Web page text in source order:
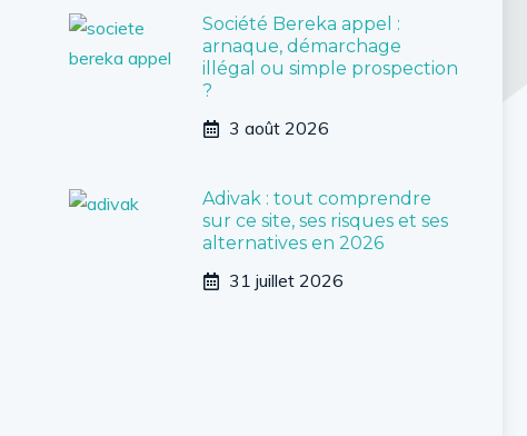
Société Bereka appel :
arnaque, démarchage
illégal ou simple prospection
?
3 août 2026
Adivak : tout comprendre
sur ce site, ses risques et ses
alternatives en 2026
31 juillet 2026